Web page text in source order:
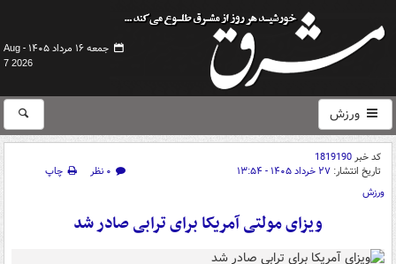
جمعه ۱۶ مرداد ۱۴۰۵ -
Aug
7 2026
ورزش
کد خبر1819190
تاریخ انتشار: ۲۷ خرداد ۱۴۰۵ - ۱۳:۵۴ ۰ نظر
چاپ
ورزش
ویزای مولتی آمریکا برای ترابی صادر شد